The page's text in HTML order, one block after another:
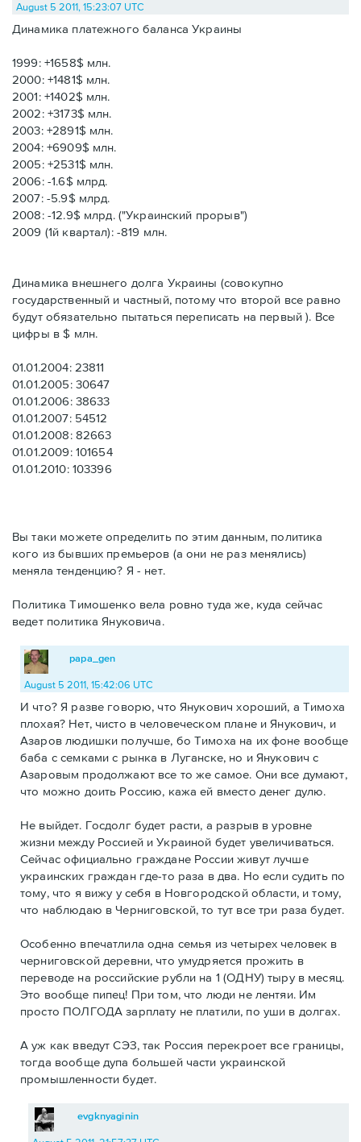
August 5 2011, 15:23:07 UTC
Динамика платежного баланса Украины
1999: +1658$ млн.
2000: +1481$ млн.
2001: +1402$ млн.
2002: +3173$ млн.
2003: +2891$ млн.
2004: +6909$ млн.
2005: +2531$ млн.
2006: -1.6$ млрд.
2007: -5.9$ млрд.
2008: -12.9$ млрд. ("Украинский прорыв")
2009 (1й квартал): -819 млн.
Динамика внешнего долга Украины (совокупно
государственный и частный, потому что второй все равно
будут обязательно пытаться переписать на первый ). Все
цифры в $ млн.
01.01.2004: 23811
01.01.2005: 30647
01.01.2006: 38633
01.01.2007: 54512
01.01.2008: 82663
01.01.2009: 101654
01.01.2010: 103396
Вы таки можете определить по этим данным, политика
кого из бывших премьеров (а они не раз менялись)
меняла тенденцию? Я - нет.
Политика Тимошенко вела ровно туда же, куда сейчас
ведет политика Януковича.
papa_gen
August 5 2011, 15:42:06 UTC
И что? Я разве говорю, что Янукович хороший, а Тимоха
плохая? Нет, чисто в человеческом плане и Янукович, и
Азаров людишки получше, бо Тимоха на их фоне вообще
баба с семками с рынка в Луганске, но и Янукович с
Азаровым продолжают все то же самое. Они все думают,
что можно доить Россию, кажа ей вместо денег дулю.
Не выйдет. Госдолг будет расти, а разрыв в уровне
жизни между Россией и Украиной будет увеличиваться.
Сейчас официально граждане России живут лучше
украинских граждан где-то раза в два. Но если судить по
тому, что я вижу у себя в Новгородской области, и тому,
что наблюдаю в Черниговской, то тут все три раза будет.
Особенно впечатлила одна семья из четырех человек в
черниговской деревни, что умудряется прожить в
переводе на российские рубли на 1 (ОДНУ) тыру в месяц.
Это вообще пипец! При том, что люди не лентяи. Им
просто ПОЛГОДА зарплату не платили, по уши в долгах.
А уж как введут СЭЗ, так Россия перекроет все границы,
тогда вообще дупа большей части украинской
промышленности будет.
evgknyaginin